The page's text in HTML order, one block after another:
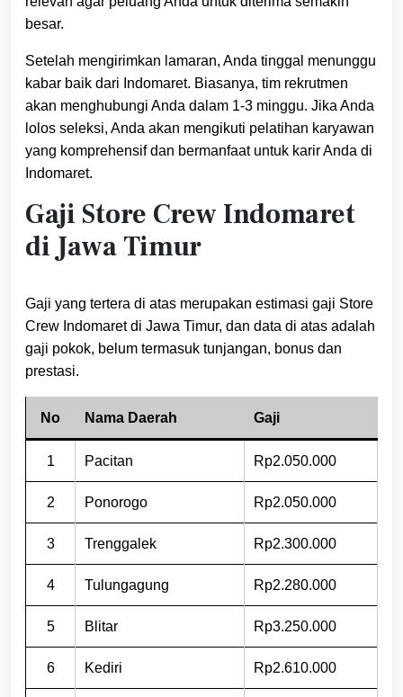
besar.
Setelah mengirimkan lamaran, Anda tinggal menunggu
kabar baik dari Indomaret. Biasanya, tim rekrutmen
akan menghubungi Anda dalam 1-3 minggu. Jika Anda
lolos seleksi, Anda akan mengikuti pelatihan karyawan
yang komprehensif dan bermanfaat untuk karir Anda di
Indomaret.
Gaji Store Crew Indomaret
di Jawa Timur
Gaji yang tertera di atas merupakan estimasi gaji Store
Crew Indomaret di Jawa Timur, dan data di atas adalah
gaji pokok, belum termasuk tunjangan, bonus dan
prestasi.
No Nama Daerah Gaji
1 Pacitan Rp2.050.000
2 Ponorogo Rp2.050.000
3 Trenggalek Rp2.300.000
4 Tulungagung Rp2.280.000
5 Blitar Rp3.250.000
6 Kediri Rp2.610.000